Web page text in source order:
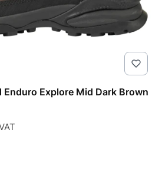
Enduro Explore Mid Dark Brown